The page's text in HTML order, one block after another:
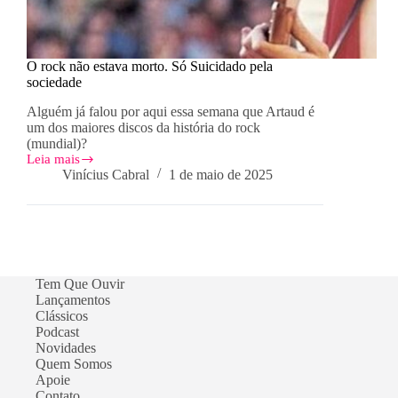
O rock não estava morto. Só Suicidado pela
sociedade
Alguém já falou por aqui essa semana que Artaud é
um dos maiores discos da história do rock
(mundial)?
Leia mais
O
sociedade
Vinícius Cabral 1 de maio de 2025
Tem Que Ouvir
Lançamentos
Clássicos
Podcast
Novidades
Quem Somos
Apoie